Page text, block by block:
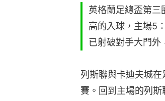
英格蘭足總盃第三
高的入球，主場5
已射破對手大門外
列斯聯與卡迪夫城
賽。回到主場的列